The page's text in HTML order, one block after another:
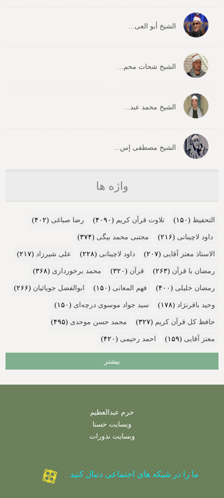
الشیخ أبو العی...
الشیخ شحات محم...
الشیخ محمد عبد...
الشیخ مصطفی إس...
واژه ها
التحفیظ (۱۵۰) تلاوت قرآن کریم (۴۰۹۰) رضا صباغی (۴۰۲)
داود لاچینانی (۲۱۶) مجتبی محمد بیگی (۳۷۴)
الاستاذ معتز آقایی (۲۰۷) داود لاچینانی (۲۲۸) علی شیرزاد (۲۱۷)
رمضان با قرآن (۲۶۳) قرآن (۳۲۰) محمد برخورداری (۳۶۸)
رمضان خلیلی (۴۰۰) فهم المعانی (۱۵۰) ابوالفضل جویائیان (۲۶۶)
وحید باقرنژاد (۱۷۸) سید جواد موسوی درچه‌ای (۱۵۰)
حافظ کل قرآن کریم (۳۲۷) محمد حسن موحدی (۴۹۵)
معتز آقایی (۱۵۹) احمد رحیمی (۴۲۰)
بیشتر
حرم عبدالعظیم
وبسایت حسنا
وبسایت نذورات
ما را در شبکه های اجتماعی دنبال کنید